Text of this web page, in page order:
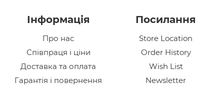
Інформація
Про нас
Співпраця і ціни
Доставка та оплата
Гарантія і повернення
Посилання
Store Location
Order History
Wish List
Newsletter